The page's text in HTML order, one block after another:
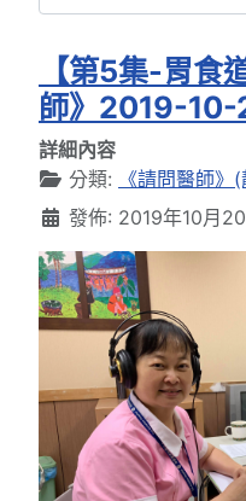
【第5集-胃食
師》2019-
詳細內容
分類:
《請問醫師
發佈: 2019年10月